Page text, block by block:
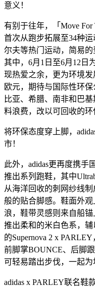
意义！
有别于往年，「Move For
首次从跑步拓展至34种
尔夫等热门运动，简易
其中，6月1日至6月12日
现热爱之余，更为环境
欧元，期待与国际性环
比亚、希腊、南非和巴
料浪费，改以可回收的环
将环保态度穿上脚，
市！
此外，adidas更再度携手
推出系列跑鞋，其中
从海洋回收的刺网纱线
般的贴合脚感。鞋面外
浪，鞋带灵感则来自船
推出柔和的米白色系，
的Supernova 2 x
前脚掌BOUNCE、后脚
可轻易踏出步伐，一起为
adidas x PARLEY联名鞋